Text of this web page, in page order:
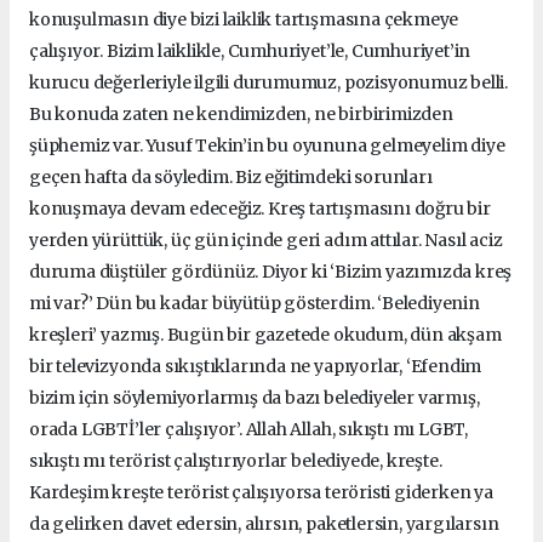
konuşulmasın diye bizi laiklik tartışmasına çekmeye
çalışıyor. Bizim laiklikle, Cumhuriyet’le, Cumhuriyet’in
kurucu değerleriyle ilgili durumumuz, pozisyonumuz belli.
Bu konuda zaten ne kendimizden, ne birbirimizden
şüphemiz var. Yusuf Tekin’in bu oyununa gelmeyelim diye
geçen hafta da söyledim. Biz eğitimdeki sorunları
konuşmaya devam edeceğiz. Kreş tartışmasını doğru bir
yerden yürüttük, üç gün içinde geri adım attılar. Nasıl aciz
duruma düştüler gördünüz. Diyor ki ‘Bizim yazımızda kreş
mi var?’ Dün bu kadar büyütüp gösterdim. ‘Belediyenin
kreşleri’ yazmış. Bugün bir gazetede okudum, dün akşam
bir televizyonda sıkıştıklarında ne yapıyorlar, ‘Efendim
bizim için söylemiyorlarmış da bazı belediyeler varmış,
orada LGBTİ’ler çalışıyor’. Allah Allah, sıkıştı mı LGBT,
sıkıştı mı terörist çalıştırıyorlar belediyede, kreşte.
Kardeşim kreşte terörist çalışıyorsa teröristi giderken ya
da gelirken davet edersin, alırsın, paketlersin, yargılarsın